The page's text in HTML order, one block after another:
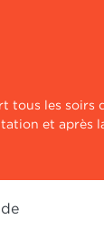
tous les soirs
et après